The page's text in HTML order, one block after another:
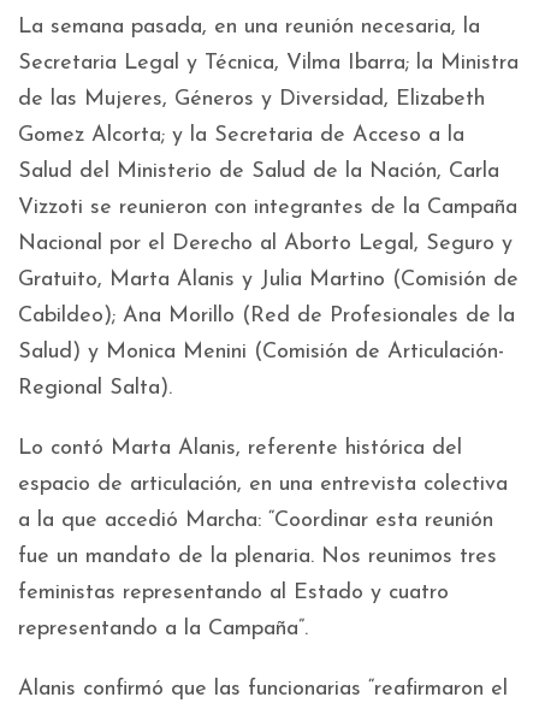
La semana pasada, en una reunión necesaria, la
Secretaria Legal y Técnica, Vilma Ibarra; la Ministra
de las Mujeres, Géneros y Diversidad, Elizabeth
Gomez Alcorta; y la Secretaria de Acceso a la
Salud del Ministerio de Salud de la Nación, Carla
Vizzoti se reunieron con integrantes de la Campaña
Nacional por el Derecho al Aborto Legal, Seguro y
Gratuito, Marta Alanis y Julia Martino (Comisión de
Cabildeo); Ana Morillo (Red de Profesionales de la
Salud) y Monica Menini (Comisión de Articulación-
Regional Salta).
Lo contó Marta Alanis, referente histórica del
espacio de articulación, en una entrevista colectiva
a la que accedió Marcha: “Coordinar esta reunión
fue un mandato de la plenaria. Nos reunimos tres
feministas representando al Estado y cuatro
representando a la Campaña”.
Alanis confirmó que las funcionarias “reafirmaron el